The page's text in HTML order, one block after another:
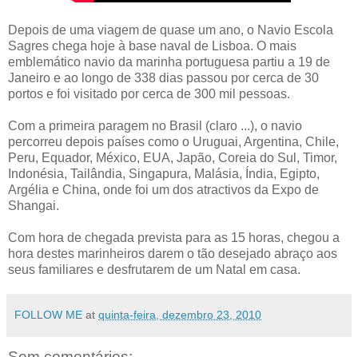
Depois de uma viagem de quase um ano, o Navio Escola
Sagres chega hoje à base naval de Lisboa. O mais
emblemático navio da marinha portuguesa partiu a 19 de
Janeiro e ao longo de 338 dias passou por cerca de 30
portos e foi visitado por cerca de 300 mil pessoas.
Com a primeira paragem no Brasil (claro ...), o navio
percorreu depois países como o Uruguai, Argentina, Chile,
Peru, Equador, México, EUA, Japão, Coreia do Sul, Timor,
Indonésia, Tailândia, Singapura, Malásia, Índia, Egipto,
Argélia e China, onde foi um dos atractivos da Expo de
Shangai.
Com hora de chegada prevista para as 15 horas, chegou a
hora destes marinheiros darem o tão desejado abraço aos
seus familiares e desfrutarem de um Natal em casa.
FOLLOW ME at quinta-feira, dezembro 23, 2010